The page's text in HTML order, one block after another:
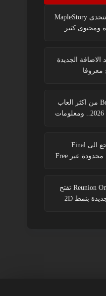
LaTale تتحدى MapleStory
ومحتوى كثير
الاضافة الجديدة
Bellatores من اكثر العاب
MMORPG المنتظرة في 2026.. ومعلومات
تقدر ترجع الى Final
Fantasy XIV مجانا لفترة محدودة عبر Free
Reunion Online تفتح